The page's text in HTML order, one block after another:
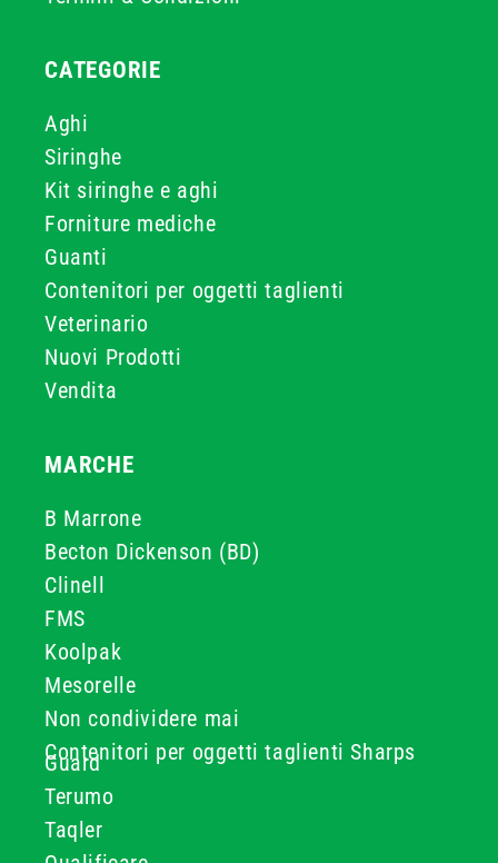
CATEGORIE
Aghi
Siringhe
Kit siringhe e aghi
Forniture mediche
Guanti
Contenitori per oggetti taglienti
Veterinario
Nuovi Prodotti
Vendita
MARCHE
B Marrone
Becton Dickenson (BD)
Clinell
FMS
Koolpak
Mesorelle
Non condividere mai
Contenitori per oggetti taglienti Sharps
Guard
Terumo
Taqler